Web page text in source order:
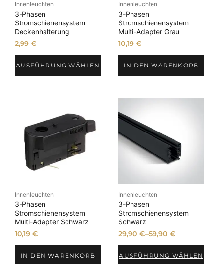
Innenleuchten
3-Phasen
Stromschienensystem
Deckenhalterung
2,99€
AUSFÜHRUNG WÄHLEN
Innenleuchten
3-Phasen
Stromschienensystem
Multi-Adapter Grau
10,19 €
IN DEN WARENKORB
Innenleuchten
3-Phasen
Stromschienensystem
Multi-Adapter Schwarz
10,19€
IN DEN WARENKORB
Innenleuchten
3-Phasen
Stromschienensystem
Schwarz
29,90 €–59,90 €
AUSFÜHRUNG WÄHLEN